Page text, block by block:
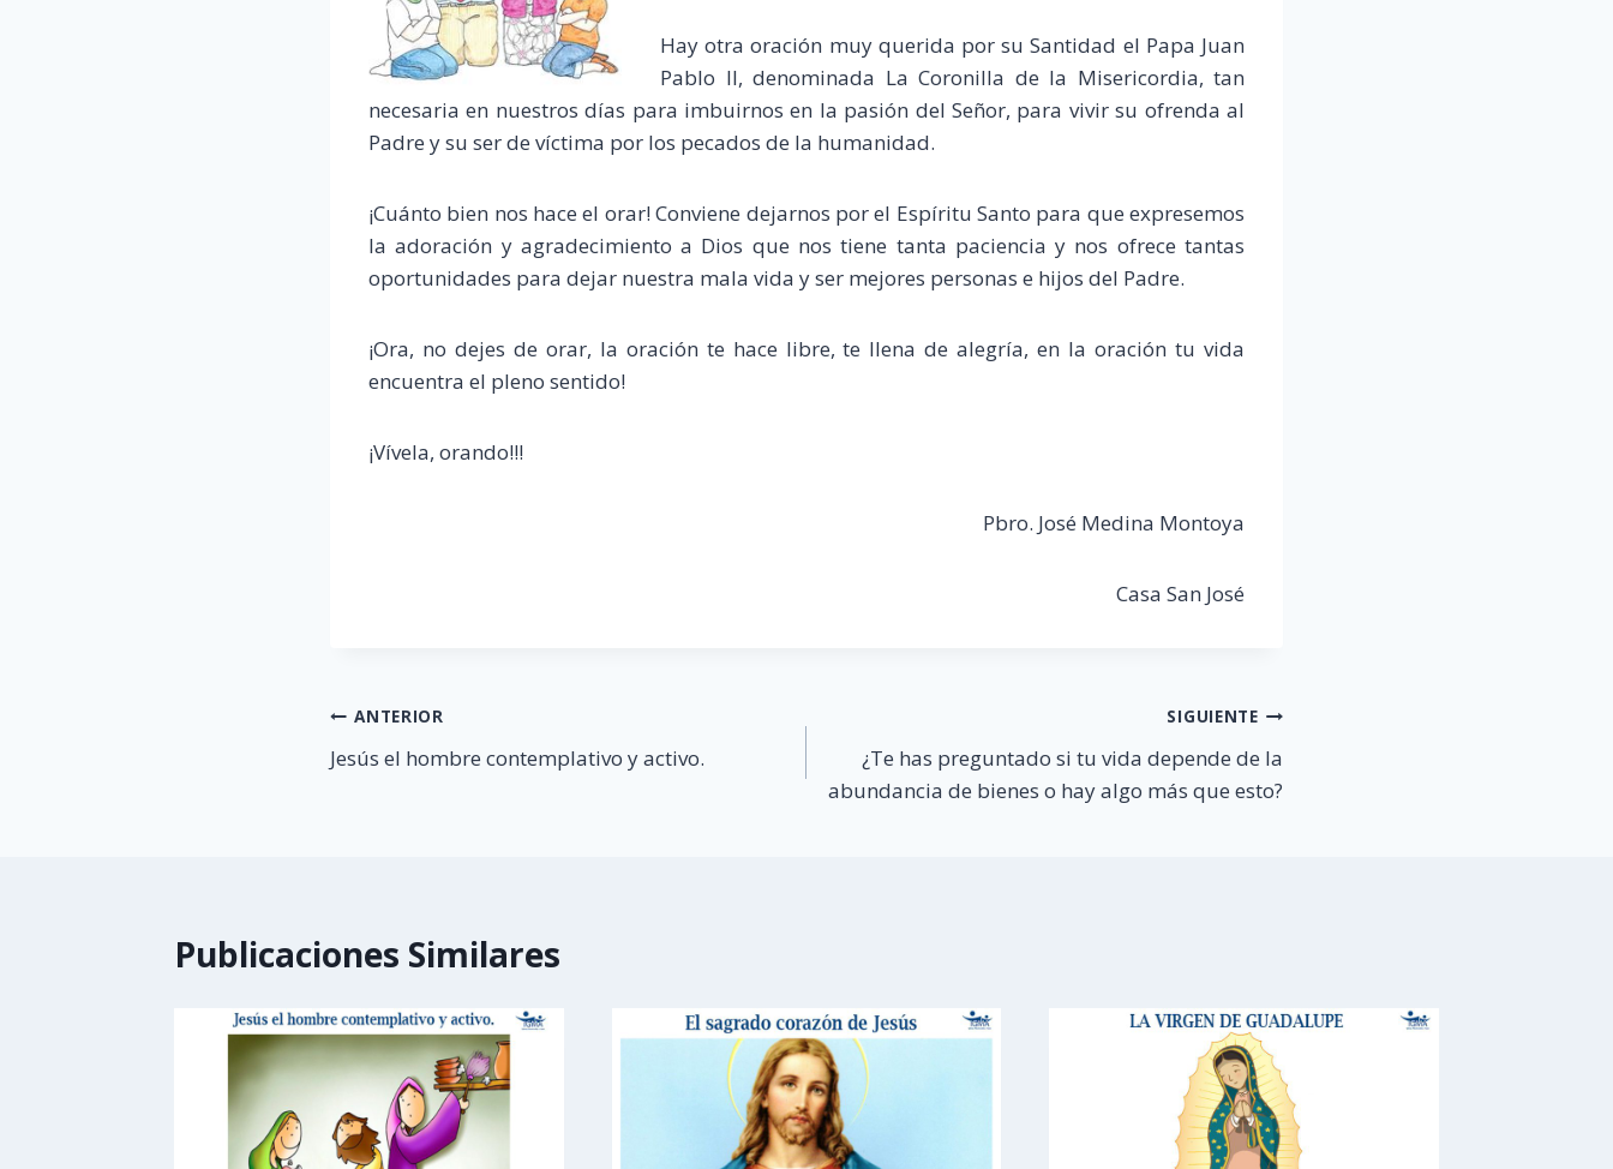
Hay otra oración muy querida por su Santidad el Papa Juan
Pablo II, denominada La Coronilla de la Misericordia, tan
necesaria en nuestros días para imbuirnos en la pasión del Señor, para vivir su ofrenda al
Padre y su ser de víctima por los pecados de la humanidad.
¡Cuánto bien nos hace el orar! Conviene dejarnos por el Espíritu Santo para que expresemos
la adoración y agradecimiento a Dios que nos tiene tanta paciencia y nos ofrece tantas
oportunidades para dejar nuestra mala vida y ser mejores personas e hijos del Padre.
¡Ora, no dejes de orar, la oración te hace libre, te llena de alegría, en la oración tu vida
encuentra el pleno sentido!
¡Vívela, orando!!!
Pbro. José Medina Montoya
Casa San José
Navegación
de
ANTERIOR
Jesús el hombre contemplativo y activo.
SIGUIENTE
¿Te has preguntado si tu vida depende de la
abundancia de bienes o hay algo más que esto?
Publicaciones Similares